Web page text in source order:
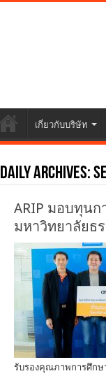
เกี่ยวกับบริษัท
Daily Archives:
ARIP มอบทุน
มหาวิทยาลัยธ
รับรองคุณภาพการศึกษ